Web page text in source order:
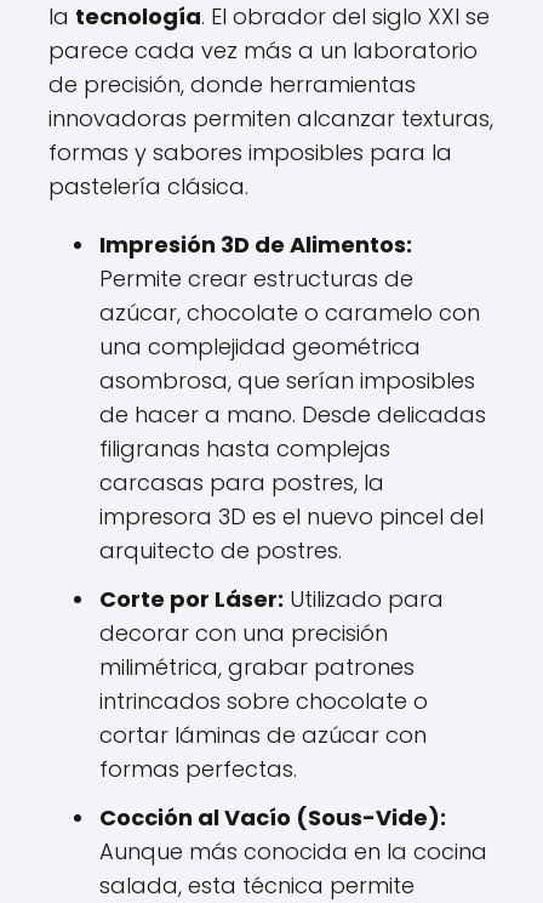
la tecnología. El obrador del siglo XXI se
parece cada vez más a un laboratorio
de precisión, donde herramientas
innovadoras permiten alcanzar texturas,
formas y sabores imposibles para la
pastelería clásica.
Impresión 3D de Alimentos:
Permite crear estructuras de
azúcar, chocolate o caramelo con
una complejidad geométrica
asombrosa, que serían imposibles
de hacer a mano. Desde delicadas
filigranas hasta complejas
carcasas para postres, la
impresora 3D es el nuevo pincel del
arquitecto de postres.
Corte por Láser: Utilizado para
decorar con una precisión
milimétrica, grabar patrones
intrincados sobre chocolate o
cortar láminas de azúcar con
formas perfectas.
Cocción al Vacío (Sous-Vide):
Aunque más conocida en la cocina
salada, esta técnica permite